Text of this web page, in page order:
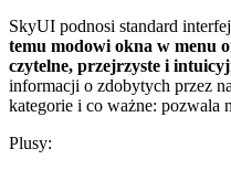
SkyUI podnosi standard
temu modowi okna w menu
czytelne, przejrzyste i
informacji o zdobytych przez
kategorie i co ważne: pozwala
Plusy: